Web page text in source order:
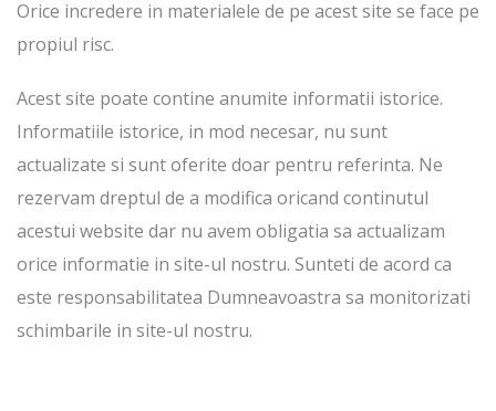
Orice incredere in materialele de pe acest site se face pe
propiul risc.
Acest site poate contine anumite informatii istorice.
Informatiile istorice, in mod necesar, nu sunt
actualizate si sunt oferite doar pentru referinta. Ne
rezervam dreptul de a modifica oricand continutul
acestui website dar nu avem obligatia sa actualizam
orice informatie in site-ul nostru. Sunteti de acord ca
este responsabilitatea Dumneavoastra sa monitorizati
schimbarile in site-ul nostru.